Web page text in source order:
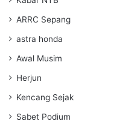
ARRC Sepang
astra honda
Awal Musim
Herjun
Kencang Sejak
Sabet Podium